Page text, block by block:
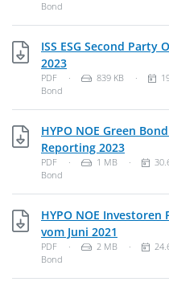
Bond
ISS ESG Second Party
2023PDF, 839 KB
Dateityp: PDF-Dokument
PDF · Dateigröße:
839 KB ·
Bond
HYPO NOE Green
Reporting 2023PDF, 1
Dateityp: PDF-Dokument
PDF · Dateigröße:
1 MB ·
Bond
HYPO NOE
vom Juni 2021
Dateityp: PDF-Dokument
PDF · Dateigröße:
2 MB ·
Bond